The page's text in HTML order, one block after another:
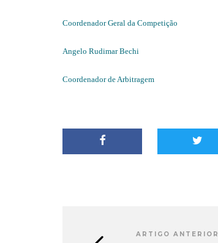
Coordenador Geral da Competição
Angelo Rudimar Bechi
Coordenador de Arbitragem
ARTIGO ANTERIOR